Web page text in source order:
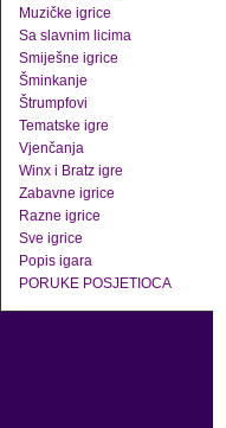
Muzičke igrice
Sa slavnim licima
Smiješne igrice
Šminkanje
Štrumpfovi
Tematske igre
Vjenčanja
Winx i Bratz igre
Zabavne igrice
Razne igrice
Sve igrice
Popis igara
PORUKE POSJETIOCA